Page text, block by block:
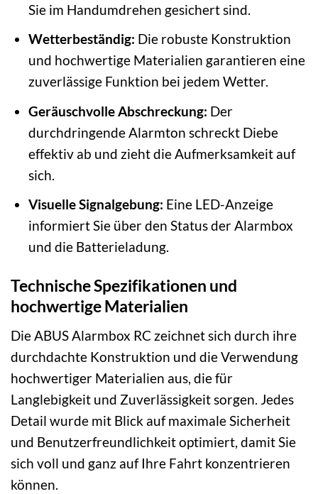
Sie im Handumdrehen gesichert sind.
Wetterbeständig: Die robuste Konstruktion
und hochwertige Materialien garantieren eine
zuverlässige Funktion bei jedem Wetter.
Geräuschvolle Abschreckung: Der
durchdringende Alarmton schreckt Diebe
effektiv ab und zieht die Aufmerksamkeit auf
sich.
Visuelle Signalgebung: Eine LED-Anzeige
informiert Sie über den Status der Alarmbox
und die Batterieladung.
Technische Spezifikationen und
hochwertige Materialien
Die ABUS Alarmbox RC zeichnet sich durch ihre
durchdachte Konstruktion und die Verwendung
hochwertiger Materialien aus, die für
Langlebigkeit und Zuverlässigkeit sorgen. Jedes
Detail wurde mit Blick auf maximale Sicherheit
und Benutzerfreundlichkeit optimiert, damit Sie
sich voll und ganz auf Ihre Fahrt konzentrieren
können.